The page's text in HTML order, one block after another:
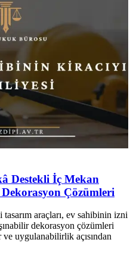
Destekli İç Mekan
Çözümleri
araçları, ev sahibinin izni
dekorasyon çözümleri
uygulanabilirlik açısından